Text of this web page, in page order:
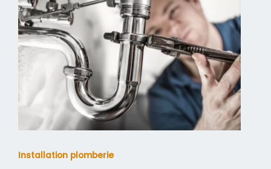
Installation plomberie